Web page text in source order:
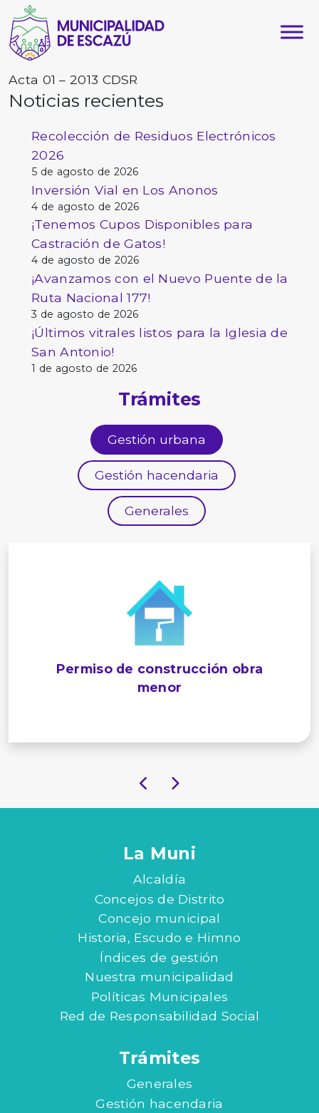
Acta 01 – 2013 CDSR
Noticias recientes
Recolección de Residuos Electrónicos
2026
5 de agosto de 2026
Inversión Vial en Los Anonos
4 de agosto de 2026
¡Tenemos Cupos Disponibles para
Castración de Gatos!
4 de agosto de 2026
¡Avanzamos con el Nuevo Puente de la
Ruta Nacional 177!
3 de agosto de 2026
¡Últimos vitrales listos para la Iglesia de
San Antonio!
1 de agosto de 2026
Trámites
Gestión urbana
Gestión hacendaria
Generales
Permiso de construcción obra
menor
La Muni
Alcaldía
Concejos de Distrito
Concejo municipal
Historia, Escudo e Himno
Índices de gestión
Nuestra municipalidad
Políticas Municipales
Red de Responsabilidad Social
Trámites
Generales
Gestión hacendaria